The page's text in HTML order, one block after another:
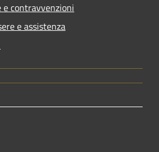
contravvenzioni
e assistenza